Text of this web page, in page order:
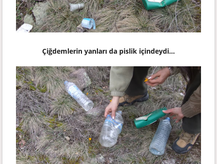
Çiğdemlerin yanları da pislik içindeydi...